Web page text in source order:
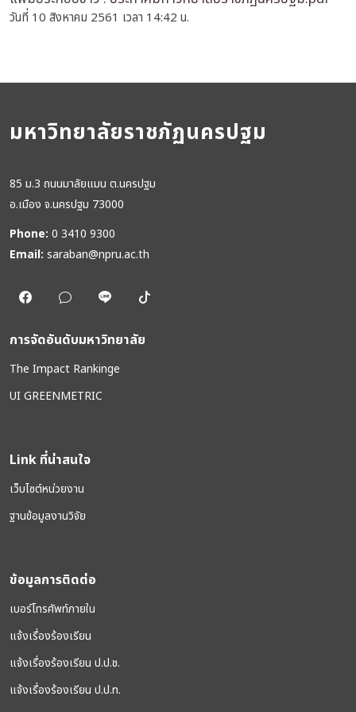
วันที่ 10 สิงหาคม 2561 เวลา 14:42 น.
มหาวิทยาลัยราชภัฏนครปฐม
85 ม.3 ถนนมาลัยแมน ต.นครปฐม
อ.เมือง จ.นครปฐม 73000
Phone: 0 3410 9300
Email: saraban@npru.ac.th
การจัดอันดับมหาวิทยาลัย
The Impact Rankinge
UI GREENMETRIC
Link ที่น่าสนใจ
เว็บไซต์หน่วยงาน
ฐานข้อมูลงานวิจัย
ข้อมูลการติดต่อ
เบอร์โทรศัพท์ภายใน
แจ้งเรื่องร้องเรียน
แจ้งเรื่องร้องเรียน ป.ป.ช.
แจ้งเรื่องร้องเรียน ป.ป.ท.